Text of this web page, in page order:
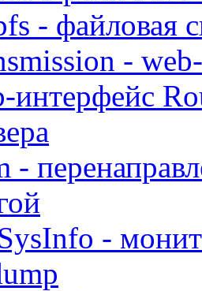
- файловая
-
интерфейс
-
-